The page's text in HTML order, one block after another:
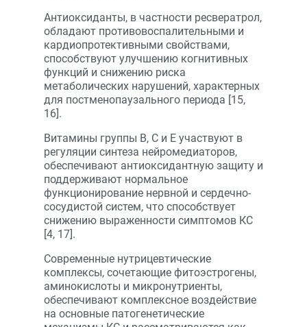
Антиоксиданты, в частности ресвератрол,
обладают противовоспалительными и
кардиопротективными свойствами,
способствуют улучшению когнитивных
функций и снижению риска
метаболических нарушений, характерных
для постменопаузального периода [15,
16].
Витамины группы B, C и E участвуют в
регуляции синтеза нейромедиаторов,
обеспечивают антиоксидантную защиту и
поддерживают нормальное
функционирование нервной и сердечно-
сосудистой систем, что способствует
снижению выраженности симптомов КС
[4, 17].
Современные нутрицевтические
комплексы, сочетающие фитоэстрогены,
аминокислоты и микронутриенты,
обеспечивают комплексное воздействие
на основные патогенетические